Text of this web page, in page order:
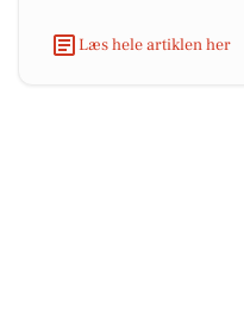
Læs hele artiklen her